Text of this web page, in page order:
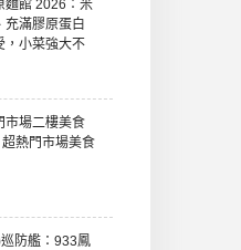
麵館 2026：米
充滿膠原蛋白
，小菜強大不
市場二樓美食
熱門市場美食
防艦：933鳳